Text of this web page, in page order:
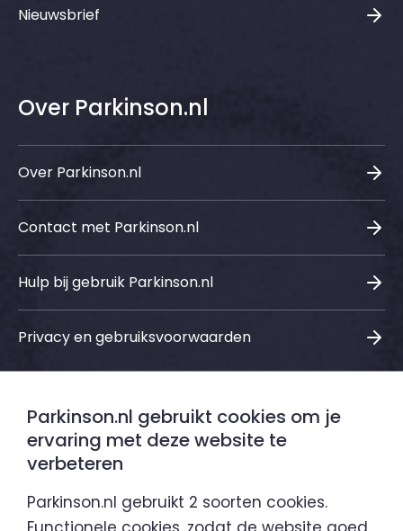
Nieuwsbrief
Over Parkinson.nl
Over Parkinson.nl
Contact met Parkinson.nl
Hulp bij gebruik Parkinson.nl
Privacy en gebruiksvoorwaarden
Sociale media
Parkinson.nl gebruikt cookies om je
ervaring met deze website te
verbeteren
Parkinson.nl gebruikt 2 soorten cookies.